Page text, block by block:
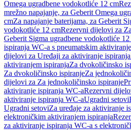
Omega ugradbene vodokotliće 12 cm
mrežno napajanje, za Geberit Omega
cmZa napajanje baterijama, za Geberit
vodokotliće 12 cmRezervni dijelovi za
Geberit Sigma ugradbene vodokotliće 12
ispiranja WC-a s pneumatskim
dijelovi za Uređaji za aktiviranje
aktiviranjem ispiranjaZa dvokoličinsko
Za dvokoličinsko ispiranjeZa
dijelovi za Za jednokoličinsko ispiranje
aktiviranje ispiranja WC-aRezervni
aktiviranje ispiranja WC-aUgradni setovi
Ugradni setoviZa uređaje za aktiviranje
elektroničkim aktiviranjem ispiranja
za aktiviranje ispiranja WC-a s